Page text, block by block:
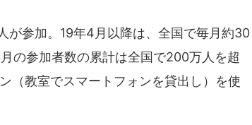
参加。19年4月以降は、全国で毎月約30
の参加者数の累計は全国で200万人を超
（教室でスマートフォンを貸出し）を使